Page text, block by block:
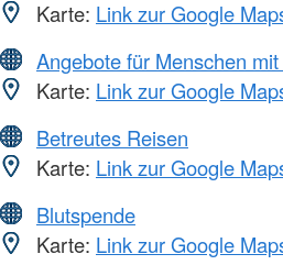
Karte: Link zur Google
Angebote für Menschen
Karte: Link zur Google
Betreutes Reisen
Karte: Link zur Google
Blutspende
Karte: Link zur Google